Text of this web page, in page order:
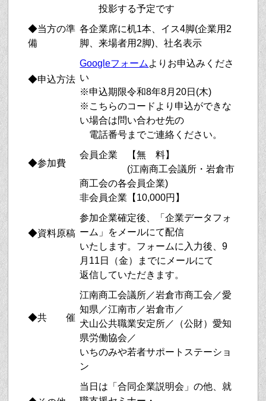
投影する予定です
◆当方の準
備
各企業席に机1本、イス4脚(企業用2
脚、来場者用2脚)、社名表示
◆申込方法
Googleフォーム よりお申込みくださ
い
※申込期限令和8年8月20日(木)
※こちらのコードより申込ができな
い場合は問い合わせ先の
電話番号までご連絡ください。
◆参加費
会員企業 【無 料】
(江南商工会議所・岩倉市
商工会の各会員企業)
非会員企業【10,000円】
◆資料原稿
参加企業確定後、「企業データフォ
ーム」をメールにて配信
いたします。 フォームに入力後、9
月11日（金）までにメールにて
返信していただきます。
◆共 催
江南商工会議所／岩倉市商工会／愛
知県／江南市／岩倉市／
犬山公共職業安定所／（公財）愛知
県労働協会／
いちのみや若者サポートステーショ
ン
当日は「合同企業説明会」の他、就